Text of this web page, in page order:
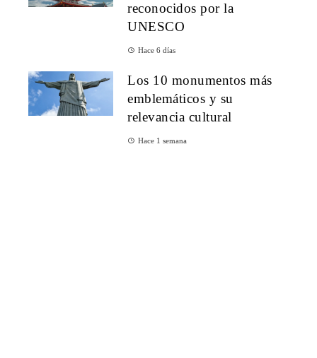
reconocidos por la
UNESCO
Hace 6 días
Los 10 monumentos más
emblemáticos y su
relevancia cultural
Hace 1 semana